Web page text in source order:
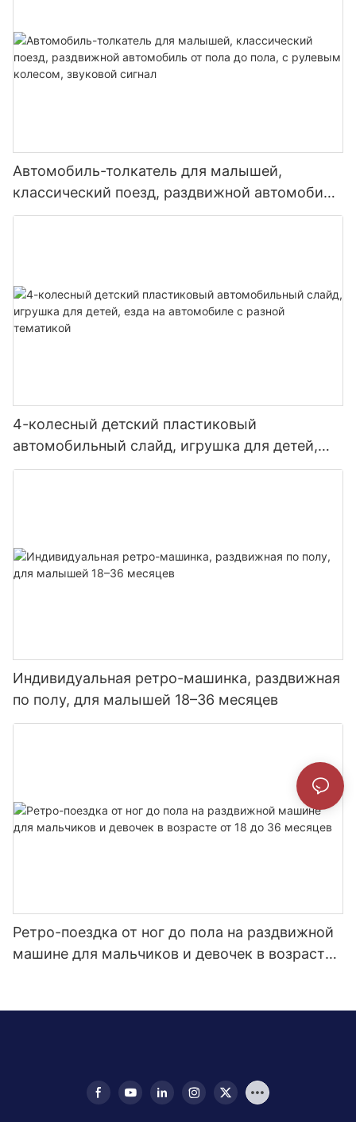
Автомобиль-толкатель для малышей,
классический поезд, раздвижной автомобиль
от пола до пола, с рулевым колесом,
4-колесный детский пластиковый
автомобильный слайд, игрушка для детей,
езда на автомобиле с разной тематикой
Индивидуальная ретро-машинка, раздвижная
по полу, для малышей 18–36 месяцев
Ретро-поездка от ног до пола на раздвижной
машине для мальчиков и девочек в возрасте